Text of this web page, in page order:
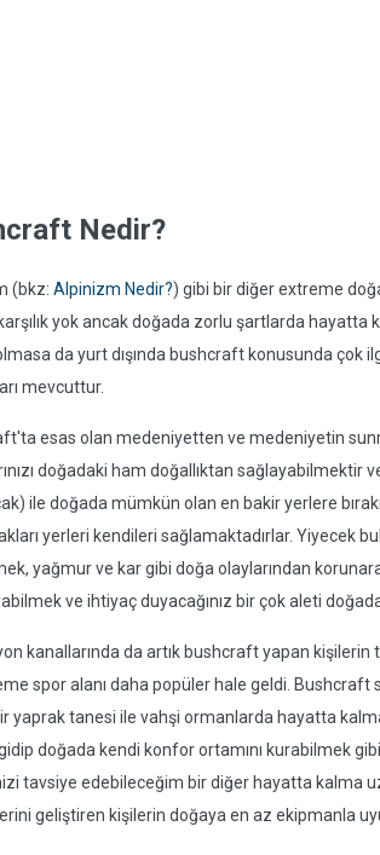
Nedir?
(bkz: Alpinizm Nedir?) gibi bir diğer extreme
yok ancak doğada zorlu şartlarda
da yurt dışında bushcraft konusunda çok
mevcuttur.
esas olan medeniyetten ve medeniyetin
doğadaki ham doğallıktan sağlayabilmektir
ile doğada mümkün olan en bakir yerlere
yerleri kendileri sağlamaktadırlar. Yiyecek
yağmur ve kar gibi doğa olaylarından
ve ihtiyaç duyacağınız bir çok aleti
kanallarında da artık bushcraft yapan kişilerin
spor alanı daha popüler hale geldi. Bushcraft
yaprak tanesi ile vahşi ormanlarda hayatta
doğada kendi konfor ortamını kurabilmek
tavsiye edebileceğim bir diğer hayatta kalma
geliştiren kişilerin doğaya en az ekipmanla